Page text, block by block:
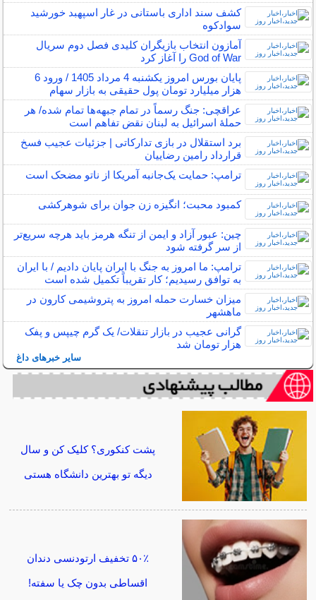
کشف سند اداری باستانی در غار اسپهبد خورشید
سوادکوه
آمازون انتخاب بازیگران کلیدی فصل دوم سریال
God of War را آغاز کرد
پایان بورس امروز یکشنبه 4 مرداد 1405 / ورود 6
هزار میلیارد تومان پول حقیقی به بازار سهام
عراقچی: جنگ رسماً در تمام جبهه‌ها تمام شده/ هر
حملهٔ اسرائیل به لبنان نقض تفاهم است
برد استقلال در بازی تدارکاتی | جزئیات عجیب فسخ
قرارداد رامین رضاییان
ترامپ: حمایت یک‌جانبه آمریکا از ناتو مضحک است
کمبود محبت؛ انگیزه زن جوان برای شوهرکشی
چین: عبور آزاد و ایمن از تنگه هرمز باید هرچه سریع‌تر
از سر گرفته شود
ترامپ: ما امروز به جنگ با ایران پایان دادیم / با ایران
به توافق رسیدیم؛ کار تقریباً تکمیل شده است
میزان خسارت حمله امروز به پتروشیمی کارون در
ماهشهر
گرانی عجیب در بازار تنقلات/ یک گرم چیپس و پفک
هزار تومان شد
سایر خبرهای داغ
پشت کنکوری؟ کلیک کن و سال
دیگه تو بهترین دانشگاه هستی
۵۰٪ تخفیف ارتودنسی دندان
اقساطی بدون چک یا سفته!